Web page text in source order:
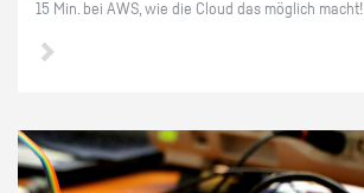
15 Min. bei AWS, wie die Cloud das mög­lich macht!